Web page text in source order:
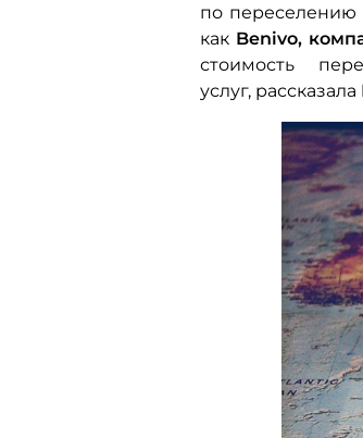
по переселению
как Benivo,
стоимость
услуг, рассказала